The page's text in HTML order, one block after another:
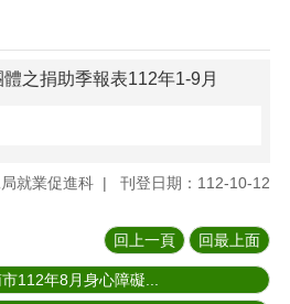
之捐助季報表112年1-9月
就業促進科
刊登日期：112-10-12
回上一頁 回最上面
112年8月身心障礙...